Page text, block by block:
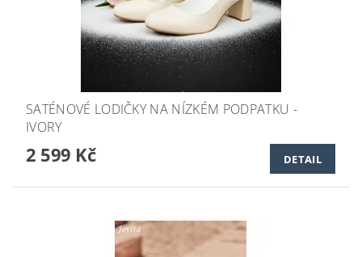
SATÉNOVÉ LODIČKY NA NÍZKÉM PODPATKU -
IVORY
2 599 Kč DETAIL